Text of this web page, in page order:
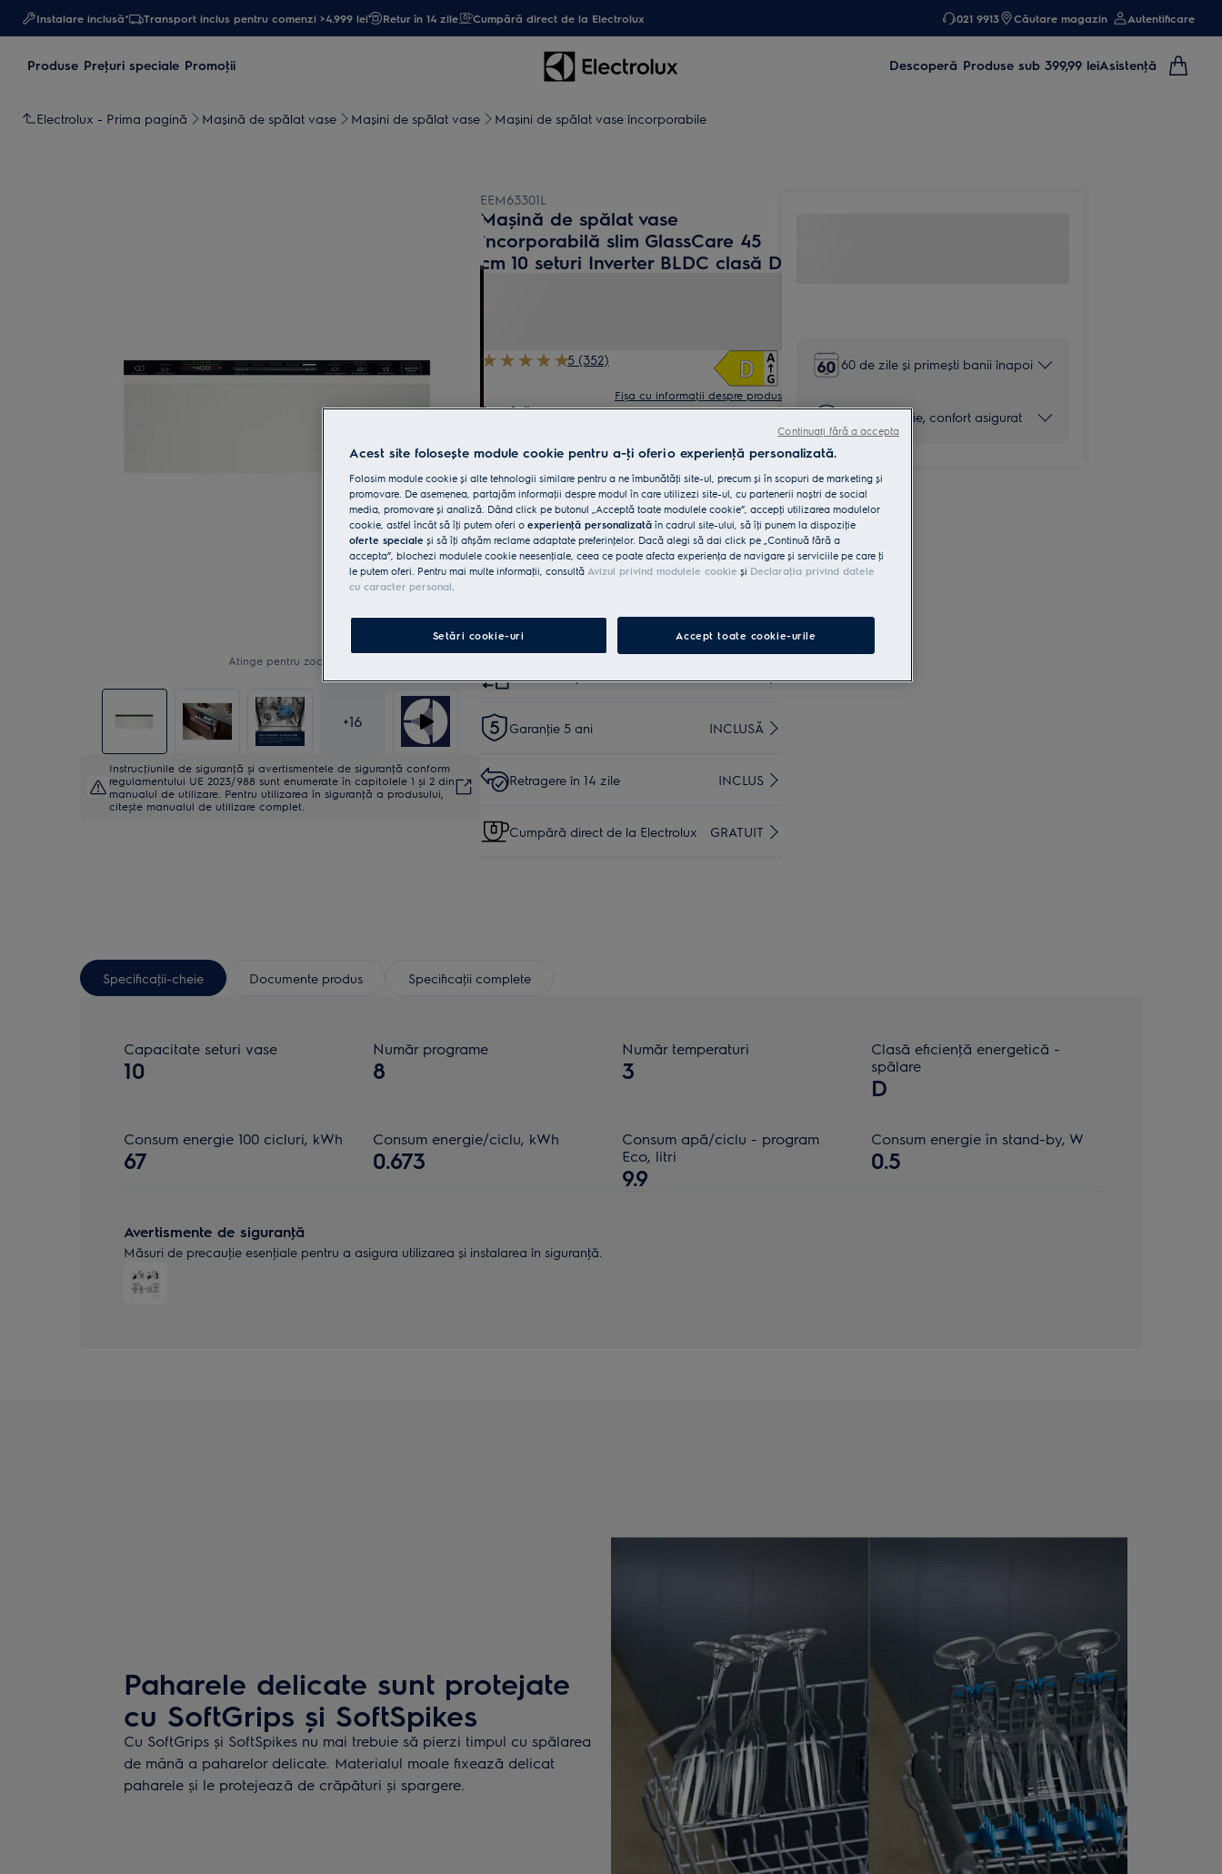
Instalare inclusă* Transport inclus pentru comenzi >4.999 lei Retur în 14 zile Cumpără direct de la Electrolux 021 9913 Căutare magazin Autentificare
Produse Preţuri speciale Promoţii Descoperă Produse sub 399,99 leiAsistenţă
Electrolux - Prima pagină Mașină de spălat vase Maşini de spălat vase Mașini de spălat vase încorporabile
Atinge pentru zoom
+16
Instrucţiunile de siguranţă și avertismentele de siguranţă conform
regulamentului UE 2023/988 sunt enumerate în capitolele 1 și 2 din
manualul de utilizare. Pentru utilizarea în siguranţă a produsului,
citește manualul de utilizare complet.
EEM63301L
Mașină de spălat vase
încorporabilă slim GlassCare 45
cm 10 seturi Inverter BLDC clasă D
5 (352)
Fișa cu informaţii despre produs
Beneficii
SoftGrips și SoftSpikes ţin paharele pe poziţie
de spălat vase 700 MaxiFlex.
Cumpără de pe www.electrolux.ro și primești:
Livrare inclusă pentru comenzi mai
mari de 4999 lei
35 lei
Garanţie 5 ani INCLUSĂ
Retragere în 14 zile INCLUS
Cumpără direct de la Electrolux GRATUIT
60 de zile și primești banii înapoi
5 ani garanţie, confort asigurat
Specificaţii-cheie Documente produs Specificaţii complete
Capacitate seturi vase
10
Număr programe
8
Număr temperaturi
3
Clasă eficienţă energetică -
spălare
D
Consum energie 100 cicluri, kWh
67
Consum energie/ciclu, kWh
0.673
Consum apă/ciclu - program
Eco, litri
9.9
Consum energie în stand-by, W
0.5
Avertismente de siguranţă
Măsuri de precauţie esenţiale pentru a asigura utilizarea și instalarea în siguranţă.
Paharele delicate sunt protejate
cu SoftGrips și SoftSpikes
Cu SoftGrips și SoftSpikes nu mai trebuie să pierzi timpul cu spălarea
de mână a paharelor delicate. Materialul moale fixează delicat
paharele și le protejează de crăpături și spargere.
Acest site folosește module cookie pentru a-ţi oferi o experienţă personalizată.
Folosim module cookie și alte tehnologii similare pentru a ne îmbunătăţi site-ul, precum și în scopuri de marketing și
promovare. De asemenea, partajăm informaţii despre modul în care utilizezi site-ul, cu partenerii noștri de social
media, promovare și analiză. Dând click pe butonul „Acceptă toate modulele cookie”, accepţi utilizarea modulelor
cookie, astfel încât să îţi putem oferi o experienţă personalizată în cadrul site-ului, să îţi punem la dispoziţie
oferte speciale și să îţi afișăm reclame adaptate preferinţelor. Dacă alegi să dai click pe „Continuă fără a
accepta”, blochezi modulele cookie neesenţiale, ceea ce poate afecta experienţa de navigare și serviciile pe care ţi
le putem oferi. Pentru mai multe informaţii, consultă Avizul privind modulele cookie și Declaraţia privind datele
cu caracter personal.
Setări cookie-uri Accept toate cookie-urile
Continuați fără a accepta